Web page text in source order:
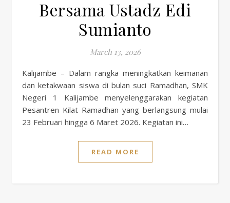
Bersama Ustadz Edi
Sumianto
March 13, 2026
Kalijambe – Dalam rangka meningkatkan keimanan
dan ketakwaan siswa di bulan suci Ramadhan, SMK
Negeri 1 Kalijambe menyelenggarakan kegiatan
Pesantren Kilat Ramadhan yang berlangsung mulai
23 Februari hingga 6 Maret 2026. Kegiatan ini…
READ MORE